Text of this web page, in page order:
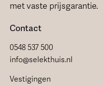
met vaste prijsgarantie.
Contact
0548 537 500
info@selekthuis.nl
Vestigingen